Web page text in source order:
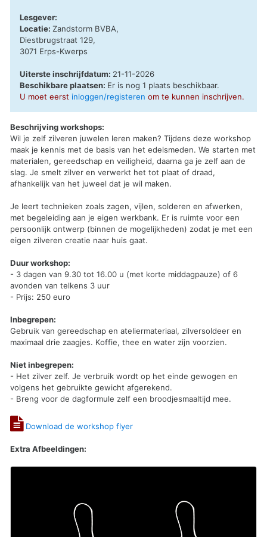
Lesgever:
Locatie: Zandstorm BVBA,
Diestbrugstraat 129,
3071 Erps-Kwerps
Uiterste inschrijfdatum: 21-11-2026
Beschikbare plaatsen: Er is nog 1 plaats beschikbaar.
U moet eerst inloggen/registeren om te kunnen inschrijven.
Beschrijving workshops:
Wil je zelf zilveren juwelen leren maken? Tijdens deze workshop
maak je kennis met de basis van het edelsmeden. We starten met
materialen, gereedschap en veiligheid, daarna ga je zelf aan de
slag. Je smelt zilver en verwerkt het tot plaat of draad,
afhankelijk van het juweel dat je wil maken.
Je leert technieken zoals zagen, vijlen, solderen en afwerken,
met begeleiding aan je eigen werkbank. Er is ruimte voor een
persoonlijk ontwerp (binnen de mogelijkheden) zodat je met een
eigen zilveren creatie naar huis gaat.
Duur workshop:
- 3 dagen van 9.30 tot 16.00 u (met korte middagpauze) of 6
avonden van telkens 3 uur
- Prijs: 250 euro
Inbegrepen:
Gebruik van gereedschap en ateliermateriaal, zilversoldeer en
maximaal drie zaagjes. Koffie, thee en water zijn voorzien.
Niet inbegrepen:
- Het zilver zelf. Je verbruik wordt op het einde gewogen en
volgens het gebruikte gewicht afgerekend.
- Breng voor de dagformule zelf een broodjesmaaltijd mee.
Download de workshop flyer
Extra Afbeeldingen: